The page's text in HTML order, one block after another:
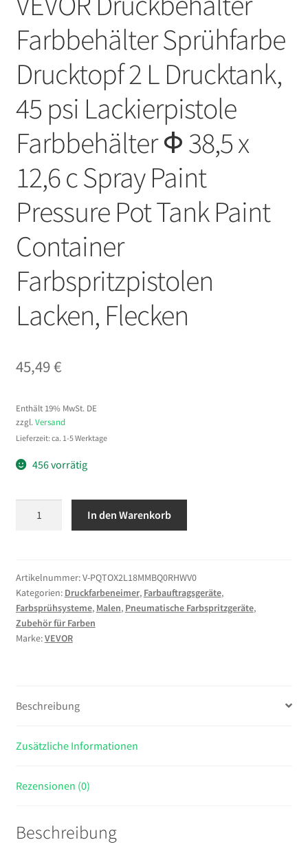
Farbbehälter Sprühfarbe
Drucktopf 2 L Drucktank,
45 psi Lackierpistole
Farbbehälter Φ 38,5 x
12,6 c Spray Paint
Pressure Pot Tank Paint
Container
Farbspritzpistolen
Lacken, Flecken
45,49€
Enthält 19% MwSt. DE
zzgl. Versand
Lieferzeit: ca. 1-5 Werktage
456 vorrätig
Drucktopf
2
L
Drucktank,
45
Φ
x
c
Pressure
In den Warenkorb
Artikelnummer:V-PQTOX2L18MMBQ0RHWV0
Kategorien: Druckfarbeneimer, Farbauftragsgeräte,
Farbsprühsysteme, Malen, Pneumatische Farbspritzgeräte,
Zubehör für Farben
Marke:VEVOR
Beschreibung
Zusätzliche Informationen
Rezensionen (0)
Beschreibung